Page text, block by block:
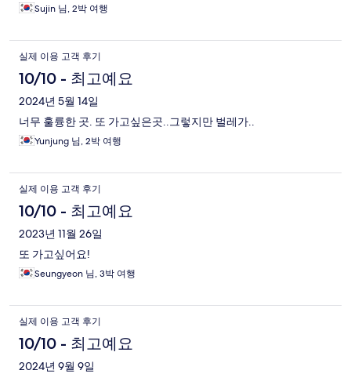
Sujin 님, 2박 여행
실제 이용 고객 후기
10/10 - 최고예요
2024년 5월 14일
너무 훌륭한 곳. 또 가고싶은곳..그렇지만 벌레가..
Yunjung 님, 2박 여행
실제 이용 고객 후기
10/10 - 최고예요
2023년 11월 26일
또 가고싶어요!
Seungyeon 님, 3박 여행
실제 이용 고객 후기
10/10 - 최고예요
2024년 9월 9일